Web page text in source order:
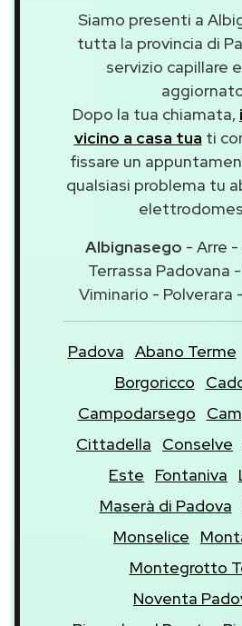
Siamo presenti a
tutta la provincia di
servizio capillare
Dopo la tua chiamata,
vicino a casa tua ti
fissare un
qualsiasi problema tu
Albignasego - Arre
Terrassa Padovana
Viminario - Polverara
Padova Abano Terme
Borgoricco
Campodarsego
Cittadella
Conselve
Este
Fontaniva
Maserà di Padova
Monselice
Montegrotto
Noventa